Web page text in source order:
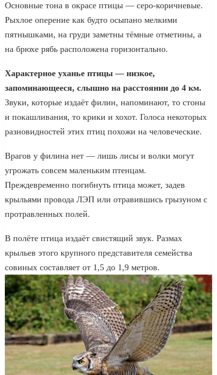
Основные тона в окрасе птицы — серо-коричневые.
Рыхлое оперение как будто осыпано мелкими
пятнышками, на груди заметны тёмные отметины, а
на брюхе рябь расположена горизонтально.
Характерное уханье птицы — низкое,
запоминающееся, слышно на расстоянии до 4 км.
Звуки, которые издаёт филин, напоминают, то стоны
и покашливания, то крики и хохот. Голоса некоторых
разновидностей этих птиц похожи на человеческие.
Врагов у филина нет — лишь лисы и волки могут
угрожать совсем маленьким птенцам.
Преждевременно погибнуть птица может, задев
крыльями провода ЛЭП или отравившись грызуном с
протравленных полей.
В полёте птица издаёт свистящий звук. Размах
крыльев этого крупного представителя семейства
совиных составляет от 1,5 до 1,9 метров.